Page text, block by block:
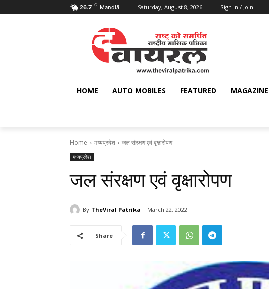
26.7 C Mandlā Saturday, August 8, 2026 Sign in / Join
HOME AUTO MOBILES FEATURED MAGAZINE
Home मध्यप्रदेश जल संरक्षण एवं वृक्षारोपण
मध्यप्रदेश
जल संरक्षण एवं वृक्षारोपण
By TheViral Patrika March 22, 2022
Share